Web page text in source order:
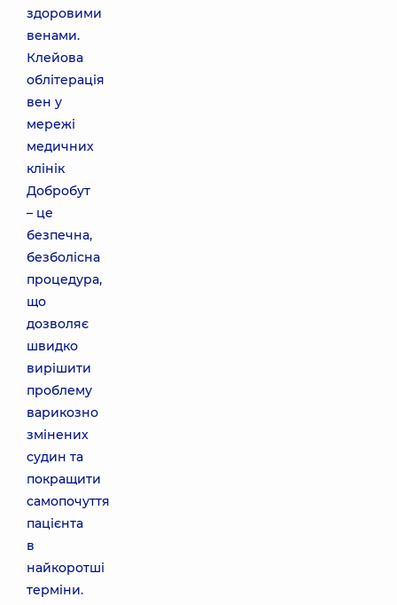
здоровими
венами.
Клейова
облітерація
вен у
мережі
медичних
клінік
Добробут
– це
безпечна,
безболісна
процедура,
що
дозволяє
швидко
вирішити
проблему
варикозно
змінених
судин та
покращити
самопочуття
пацієнта
в
найкоротші
терміни.